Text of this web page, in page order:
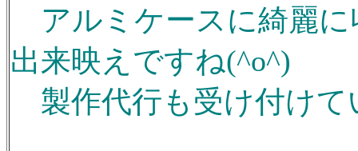
アルミケースに綺麗に
出来映えですね(^o^)
製作代行も受け付けて